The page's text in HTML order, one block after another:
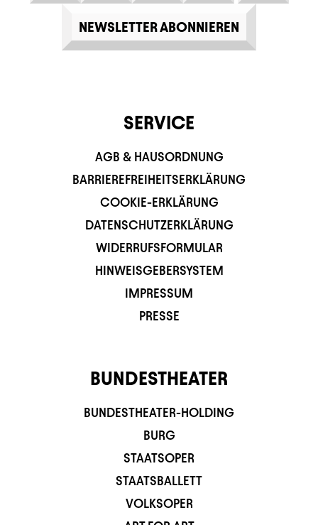
NEWSLETTER ABONNIEREN
SERVICE
AGB & HAUSORDNUNG
BARRIEREFREIHEITSERKLÄRUNG
COOKIE-ERKLÄRUNG
DATENSCHUTZERKLÄRUNG
WIDERRUFSFORMULAR
HINWEISGEBERSYSTEM
IMPRESSUM
PRESSE
BUNDESTHEATER
BUNDESTHEATER-HOLDING
BURG
STAATSOPER
STAATSBALLETT
VOLKSOPER